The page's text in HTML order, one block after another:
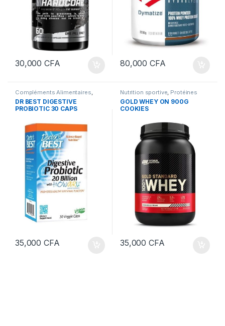
30,000CFA 80,000CFA
Compléments Alimentaires,
Nutrition sportive,Vitamines et
sels minéraux,Vitamines et sels
minéraux
DR BEST DIGESTIVE
PROBIOTIC 30 CAPS
35,000CFA
Nutrition sportive, Protéines
GOLD WHEY ON 900G
COOKIES
35,000CFA